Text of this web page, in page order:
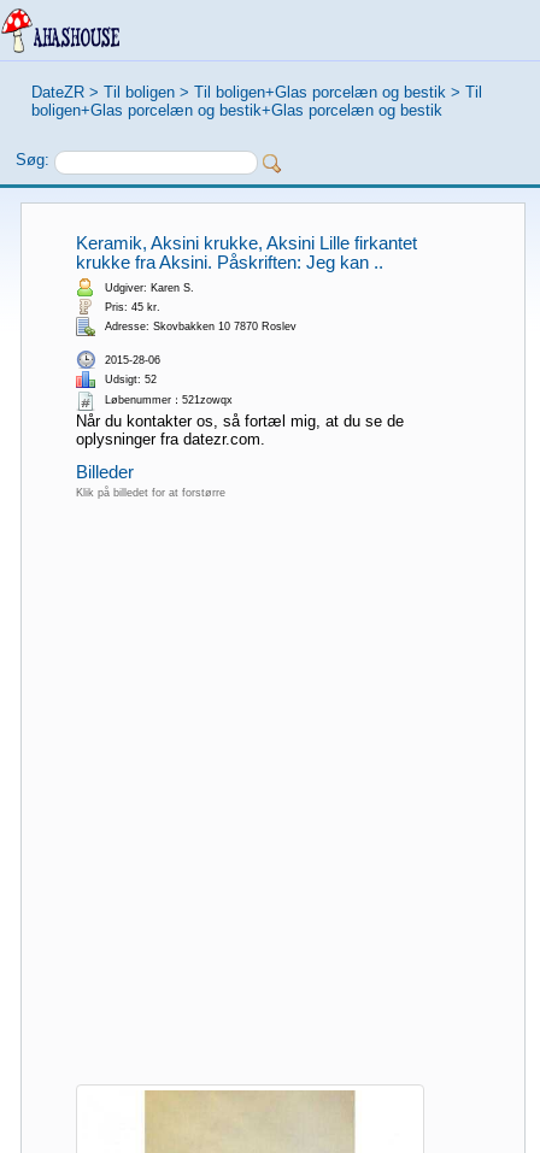
DateZR > Til boligen > Til boligen+Glas porcelæn og bestik > Til
boligen+Glas porcelæn og bestik+Glas porcelæn og bestik
Søg:
Keramik, Aksini krukke, Aksini Lille firkantet
krukke fra Aksini. Påskriften: Jeg kan ..
Udgiver: Karen S.
Pris: 45 kr.
Adresse: Skovbakken 10 7870 Roslev
2015-28-06
Udsigt: 52
Løbenummer：521zowqx
Når du kontakter os, så fortæl mig, at du se de
oplysninger fra datezr.com.
Billeder
Klik på billedet for at forstørre